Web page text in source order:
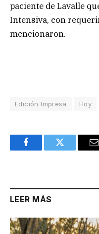
paciente de Lavalle
Intensiva, con
mencionaron.
Edición Impresa Hoy
FacebookTwitter
LEER MÁS